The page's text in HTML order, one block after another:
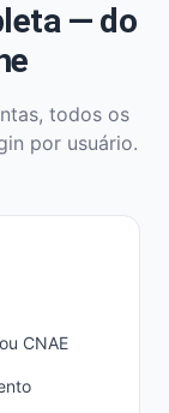
— do
todos os
por usuário.
CNAE